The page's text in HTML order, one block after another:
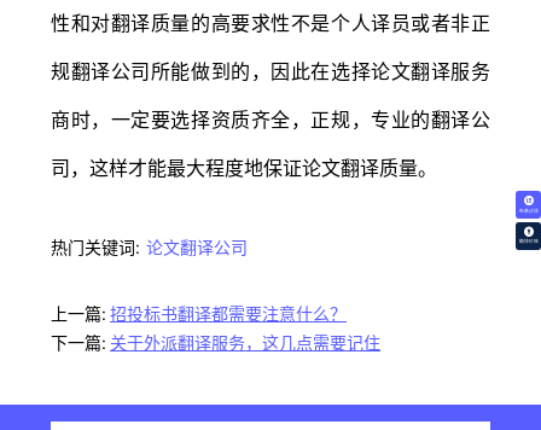
免费试译
翻译价格
性和对翻译质量的高要求性不是个人译员或者非正
规翻译公司所能做到的，因此在选择论文翻译服务
商时，一定要选择资质齐全，正规，专业的翻译公
司，这样才能最大程度地保证论文翻译质量。
热门关键词: 论文翻译公司
上一篇: 招投标书翻译都需要注意什么？
下一篇: 关于外派翻译服务，这几点需要记住